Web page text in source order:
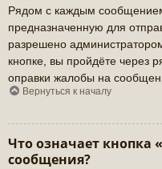
Рядом с каждым
предназначенную для
разрешено
кнопке, вы пройдёте через
оправки жалобы на
Вернуться к началу
Что означает кнопка
сообщения?